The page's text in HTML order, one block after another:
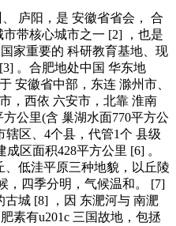
庐阳，是 安徽省省会， 合
带核心城市之一 [2] ，也是
家重要的 科研教育基地、现
。合肥地处中国 华东地
安徽省中部，东连 滁州市、
，西依 六安市，北靠 淮南
公里(含 巢湖水面770平方公
辖区、4个县，代管1个 县级
区面积428平方公里 [6] 。
低洼平原三种地貌，以丘陵
，四季分明，气候温和。 [7]
古城 [8] ，因 东淝河与 南淝
素有u201c 三国故地，包拯